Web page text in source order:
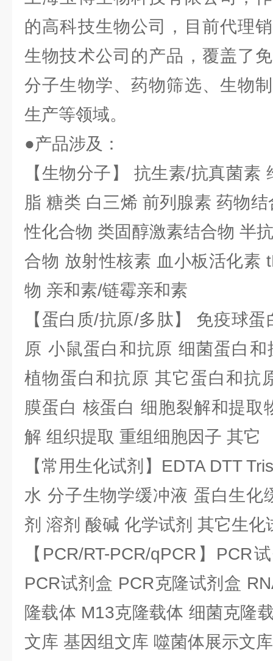
的高科技生物公司，目前代理
生物技术公司的产品，覆盖了
分子生物学、药物筛选、生物
生产等领域。
●产品涉及：
【生物分子】 抗生素/抗真菌素
脂 糖类 白三烯 前列腺素 药物
性化合物 类固醇激素结合物 半
合物 放射性核素 血小板活化素
物 亲和素/链霉亲和素
【蛋白质/抗原/多肽】 免疫球
原 小鼠蛋白和抗原 细菌蛋白
植物蛋白和抗原 其它蛋白和抗
膜蛋白 核蛋白 细胞裂解和提取
解 组织提取 重组细胞因子 其它
【常用生化试剂】EDTA DTT
水 分子生物学缓冲液 蛋白生化
剂 溶剂 酸碱 化学试剂 其它生化
【PCR/RT-PCR/qPCR】PCR
PCR试剂盒 PCR克隆试剂盒
隆载体 M13克隆载体 细菌克隆
文库 基因组文库 噬菌体展示文库